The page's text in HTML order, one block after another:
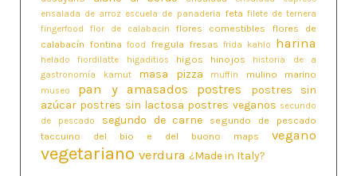
ensalada de arroz escuela de panaderia feta filete de ternera
fingerfood
flor de calabacin flores comestibles
flores de
calabacín fontina food fregula fresas frida kahlo harina
helado fiordilatte higaditios higos hinojos
historia de a
gastronomía
kamut masa pizza muffin mulino marino
museo pan y amasados postres
postres sin
azúcar postres sin lactosa postres veganos secundo
de pescado
segundo de carne
segundo de pescado
taccuino del bio e del buono maps
vegano
vegetariano verdura ¿Made in Italy?